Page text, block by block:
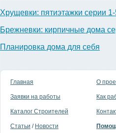
Хрущевки: пятиэтажки серии
Брежневки: кирпичные дома
Планировка дома для себя
Главная
Заявки на работы
Каталог Строителей
Статьи / Новости
О
Как